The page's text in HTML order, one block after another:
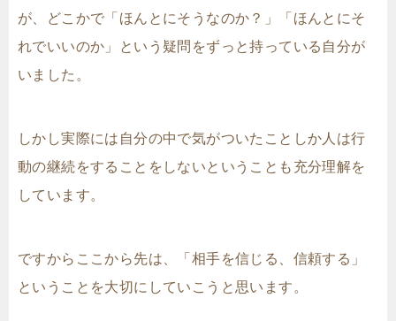
が、どこかで「ほんとにそうなのか？」「ほんとにそ
れでいいのか」という疑問をずっと持っている自分が
いました。
しかし実際には自分の中で気がついたことしか人は行
動の継続をすることをしないということも充分理解を
しています。
ですからここから先は、「相手を信じる、信頼する」
ということを大切にしていこうと思います。